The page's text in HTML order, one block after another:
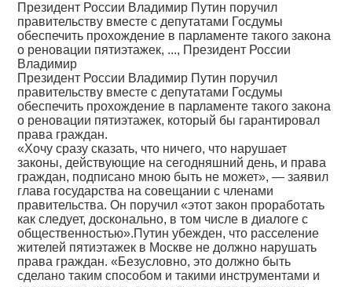
Президент России Владимир Путин поручил
правительству вместе с депутатами Госдумы
обеспечить прохождение в парламенте такого закона
о реновации пятиэтажек, ..., Президент России
Владимир
Президент России Владимир Путин поручил
правительству вместе с депутатами Госдумы
обеспечить прохождение в парламенте такого закона
о реновации пятиэтажек, который бы гарантировал
права граждан.
«Хочу сразу сказать, что ничего, что нарушает
законы, действующие на сегодняшний день, и права
граждан, подписано мною быть не может», — заявил
глава государства на совещании с членами
правительства. Он поручил «этот закон проработать
как следует, досконально, в том числе в диалоге с
общественностью».Путин убежден, что расселение
жителей пятиэтажек в Москве не должно нарушать
права граждан. «Безусловно, это должно быть
сделано таким способом и такими инструментами и